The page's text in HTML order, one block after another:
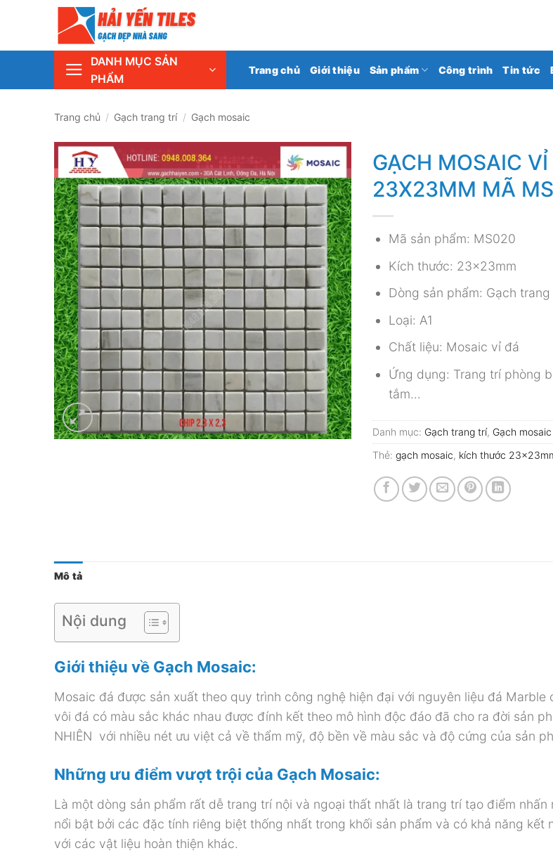
content
DANH MỤC SẢN
PHẨM
Trang chủ Giới thiệu Sản phẩm Công trình Tin tức
Trang chủ / Gạch trang trí / Gạch mosaic
GẠCH MOSAIC
23X23MM MÃ
Mã sản phẩm: MS020
Kích thước: 23x23mm
Dòng sản phẩm: Gạch
Loại: A1
Chất liệu: Mosaic vỉ đá
Ứng dụng: Trang trí phòng
tắm…
Danh mục: Gạch trang trí, Gạch mosaic
Thẻ:gạch mosaic, kích thước
Mô tả
Nội dung
Giới thiệu về Gạch Mosaic:
Mosaic đá được sản xuất theo quy trình công nghệ hiện đại với nguyên liệu đá Marble
vôi đá có màu sắc khác nhau được đính kết theo mô hình độc đáo đã cho ra đời sản
NHIÊN với nhiều nét ưu việt cả về thẩm mỹ, độ bền về màu sắc và độ cứng của sản
Những ưu điểm vượt trội của Gạch Mosaic:
Là một dòng sản phẩm rất dễ trang trí nội và ngoại thất nhất là trang trí tạo điểm nhấn
nổi bật bởi các đặc tính riêng biệt thống nhất trong khối sản phẩm và có khả năng kết
với các vật liệu hoàn thiện khác.